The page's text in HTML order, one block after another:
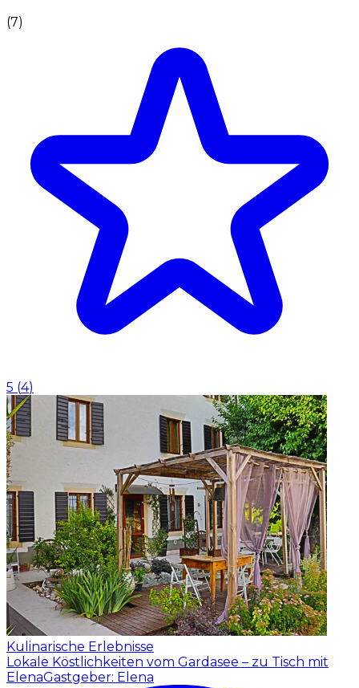
(7)
5 (4)
Kulinarische Erlebnisse
Lokale Köstlichkeiten vom Gardasee – zu Tisch mit
ElenaGastgeber: Elena